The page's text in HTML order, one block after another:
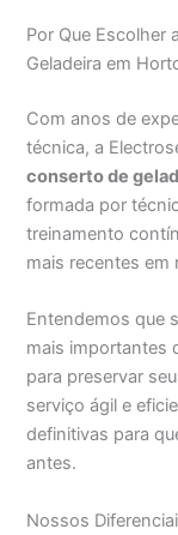
Por Que Escolher
Geladeira em
Com anos de
técnica, a
conserto de
formada por
treinamento
mais recentes em
Entendemos que
mais importantes
para preservar
serviço ágil e
definitivas para
antes.
Nossos